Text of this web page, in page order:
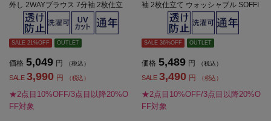
外し 2WAYブラウス 7分袖 2枚仕立
て UVカット SOFFICE 通年【レディ
ース】
SALE 21%OFF OUTLET
価格 5,049 円 （税込）
SALE 3,990 円 （税込）
★2点目10%OFF/3点目以降20%O
FF対象
袖 2枚仕立て ウォッシャブル SOFFI
CE 通年【レディース】
SALE 36%OFF OUTLET
価格 5,489 円 （税込）
SALE 3,490 円 （税込）
★2点目10%OFF/3点目以降20%O
FF対象